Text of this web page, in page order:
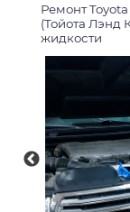
Ремонт Toyota
(Тойота Лэнд
жидкости